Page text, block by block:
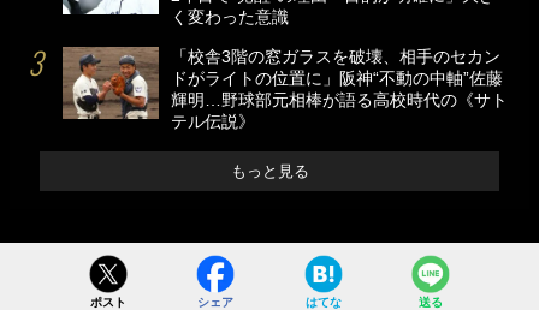
く変わった意識
「校舎3階の窓ガラスを破壊、相手のセカン
ドがライトの位置に」阪神“不動の中軸”佐藤
輝明…野球部元相棒が語る高校時代の《サト
テル伝説》
もっと見る
ポスト シェア はてな 送る